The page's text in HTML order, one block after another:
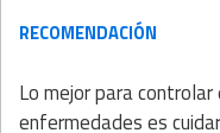
RECOMENDACIÓN
Lo mejor para
enfermedades es